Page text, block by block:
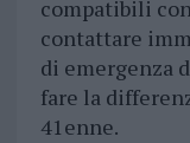
compatibili
contattare
di emergenza
fare la
41enne.